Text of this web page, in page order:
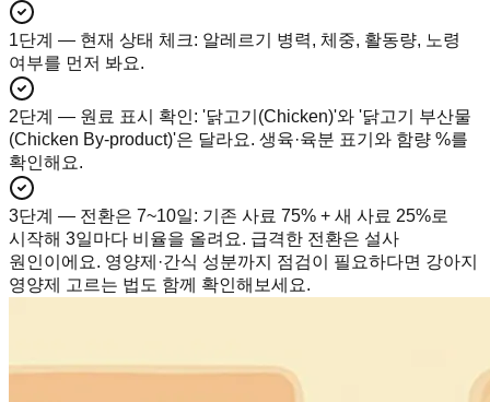
1단계 — 현재 상태 체크: 알레르기 병력, 체중, 활동량, 노령
여부를 먼저 봐요.
2단계 — 원료 표시 확인: '닭고기(Chicken)'와 '닭고기 부산물
(Chicken By-product)'은 달라요. 생육·육분 표기와 함량 %를
확인해요.
3단계 — 전환은 7~10일: 기존 사료 75% + 새 사료 25%로
시작해 3일마다 비율을 올려요. 급격한 전환은 설사
원인이에요. 영양제·간식 성분까지 점검이 필요하다면 강아지
영양제 고르는 법도 함께 확인해보세요.